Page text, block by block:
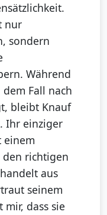
nur
sondern
Während
Fall nach
bleibt Knauf
Ihr einziger
einem
richtigen
aus
seinem
dass sie